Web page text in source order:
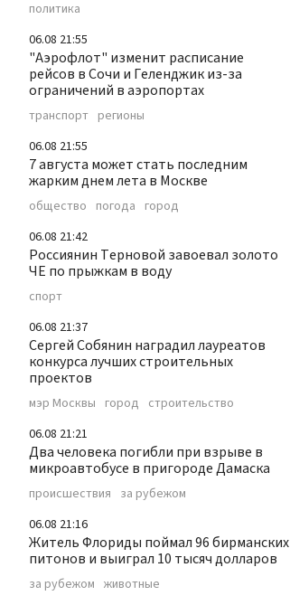
политика
06.08 21:55
"Аэрофлот" изменит расписание
рейсов в Сочи и Геленджик из-за
ограничений в аэропортах
транспорт регионы
06.08 21:55
7 августа может стать последним
жарким днем лета в Москве
общество погода город
06.08 21:42
Россиянин Терновой завоевал золото
ЧЕ по прыжкам в воду
спорт
06.08 21:37
Сергей Собянин наградил лауреатов
конкурса лучших строительных
проектов
мэр Москвы город строительство
06.08 21:21
Два человека погибли при взрыве в
микроавтобусе в пригороде Дамаска
происшествия за рубежом
06.08 21:16
Житель Флориды поймал 96 бирманских
питонов и выиграл 10 тысяч долларов
за рубежом животные